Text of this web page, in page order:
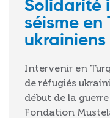
Solidarité
séisme en
ukrainiens
Intervenir en
de réfugiés
début de la
Fondation